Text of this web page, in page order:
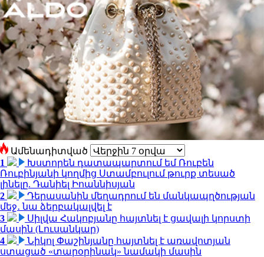
Ամենադիտված
1
Խստորեն դատապարտում եմ Ռուբեն
Ռուբինյանի կողմից Ստամբուլում թուրք տեսած
լինելը. Դանիել Իոաննիսյան
2
Դերասանին մեղադրում են մանկապղծության
մեջ․ նա ձերբակալվել է
3
Սիլվա Հակոբյանը հայտնել է ցավալի կորստի
մասին (Լուսանկար)
4
Նիկոլ Փաշինյանը հայտնել է առավոտյան
ստացած «տարօրինակ» նամակի մասին